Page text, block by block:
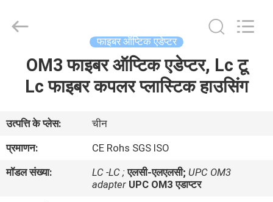
हमारे
बारे
Technology
Reserved.
Developed
फाइबर ऑप्टिक एडेप्टर
OM3 फाइबर ऑप्टिक एडेप्टर, Lc टू
Lc फाइबर कपलर प्लास्टिक हाउसिंग
उत्पत्ति के प्लेस:
चीन
प्रमाणन:
CE Rohs SGS ISO
मॉडल संख्या:
LC -LC ; एलसी-एलएलसी; UPC OM3
adapter UPC OM3 एडाप्टर